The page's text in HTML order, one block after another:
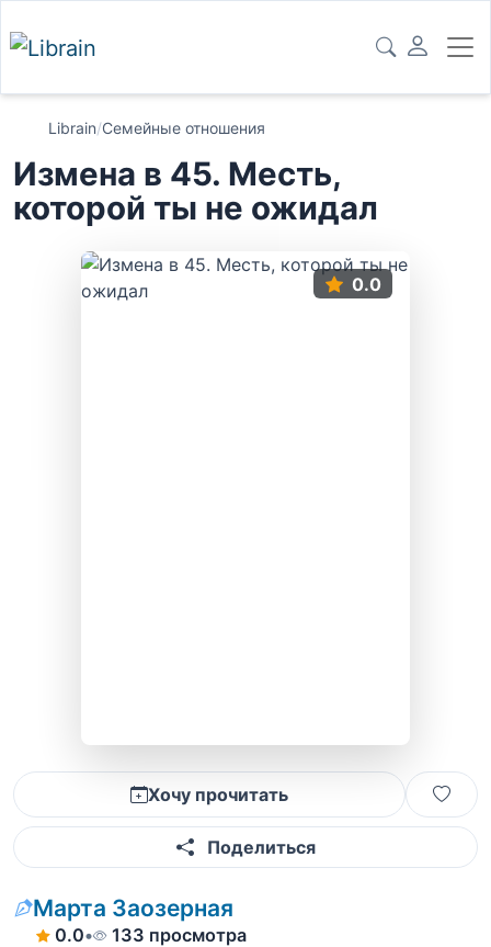
Librain/Семейные отношения
Измена в 45. Месть,
которой ты не ожидал
0.0
Хочу прочитать
Поделиться
Марта Заозерная
0.0• 133 просмотра